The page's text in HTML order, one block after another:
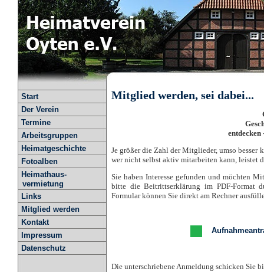
Start
Der Verein
Termine
Arbeitsgruppen
Heimatgeschichte
Fotoalben
Heimathaus-
vermietung
Links
Mitglied werden
Kontakt
Impressum
Datenschutz
Mitglied werden, sei dabei...
Je größer die Zahl der Mitglieder, umso
wer nicht selbst aktiv mitarbeiten kann, leistet
Sie haben Interesse gefunden und möchten
bitte die Beitrittserklärung im PDF-Format
Formular können Sie direkt am Rechner
Die unterschriebene Anmeldung schicken Sie